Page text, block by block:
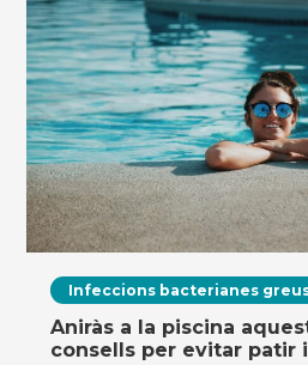
Infeccions bacterianes
Aniràs a la piscina
consells per evitar patir